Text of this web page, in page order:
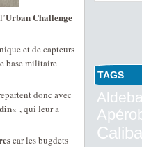
Urban Challenge
et de capteurs
base militaire
donc avec
« , qui leur a
car les bugdets
TAGS